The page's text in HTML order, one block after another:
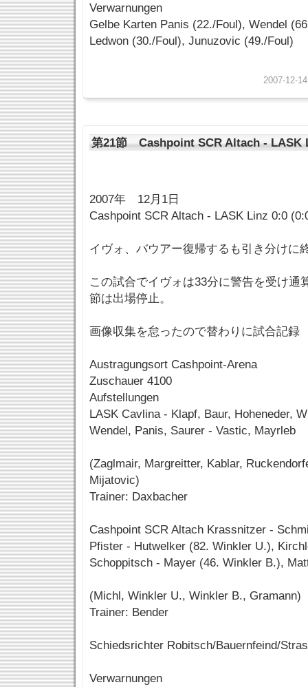
Verwarnungen
Gelbe Karten Panis (22./Foul), Wendel
Ledwon (30./Foul), Junuzovic (49./Foul)
2007-12-
第21節 Cashpoint SCR Altach - LASK
2007年 12月1日
Cashpoint SCR Altach - LASK Linz 0:0
イヴォ、バウアー復帰するも引き分けに
この試合でイヴォは33分に警告を受け通
節は出場停止。
画像収集を怠ったので替わりに試合記録
Austragungsort Cashpoint-Arena
Zuschauer 4100
Aufstellungen
LASK Cavlina - Klapf, Baur, Hoheneder,
Wendel, Panis, Saurer - Vastic, Mayrleb
(Zaglmair, Margreitter, Kablar,
Mijatovic)
Trainer: Daxbacher
Cashpoint SCR Altach Krassnitzer -
Pfister - Hutwelker (82. Winkler U.),
Schoppitsch - Mayer (46. Winkler B.),
(Michl, Winkler U., Winkler B., Gramann)
Trainer: Bender
Schiedsrichter Robitsch/Bauernfeind/
Verwarnungen